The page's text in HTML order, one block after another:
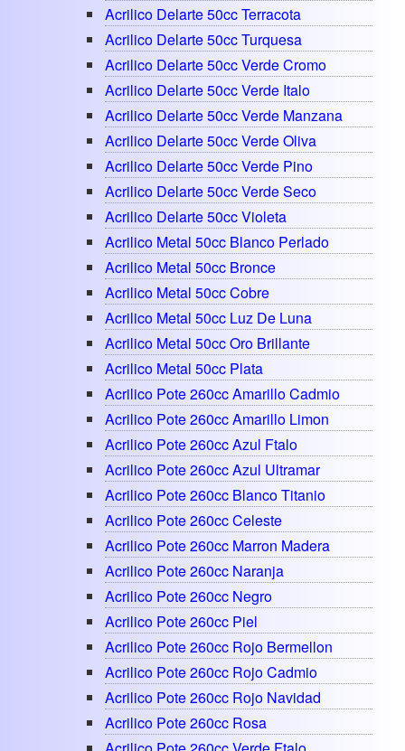
Acrilico Delarte 50cc Terracota
Acrilico Delarte 50cc Turquesa
Acrilico Delarte 50cc Verde Cromo
Acrilico Delarte 50cc Verde Italo
Acrilico Delarte 50cc Verde Manzana
Acrilico Delarte 50cc Verde Oliva
Acrilico Delarte 50cc Verde Pino
Acrilico Delarte 50cc Verde Seco
Acrilico Delarte 50cc Violeta
Acrilico Metal 50cc Blanco Perlado
Acrilico Metal 50cc Bronce
Acrilico Metal 50cc Cobre
Acrilico Metal 50cc Luz De Luna
Acrilico Metal 50cc Oro Brillante
Acrilico Metal 50cc Plata
Acrilico Pote 260cc Amarillo Cadmio
Acrilico Pote 260cc Amarillo Limon
Acrilico Pote 260cc Azul Ftalo
Acrilico Pote 260cc Azul Ultramar
Acrilico Pote 260cc Blanco Titanio
Acrilico Pote 260cc Celeste
Acrilico Pote 260cc Marron Madera
Acrilico Pote 260cc Naranja
Acrilico Pote 260cc Negro
Acrilico Pote 260cc Piel
Acrilico Pote 260cc Rojo Bermellon
Acrilico Pote 260cc Rojo Cadmio
Acrilico Pote 260cc Rojo Navidad
Acrilico Pote 260cc Rosa